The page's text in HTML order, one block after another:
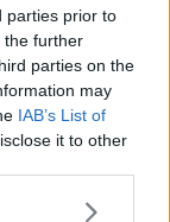
parties prior to
the further
parties on the
may
IAB’s List of
it to other
more Google
frasi da